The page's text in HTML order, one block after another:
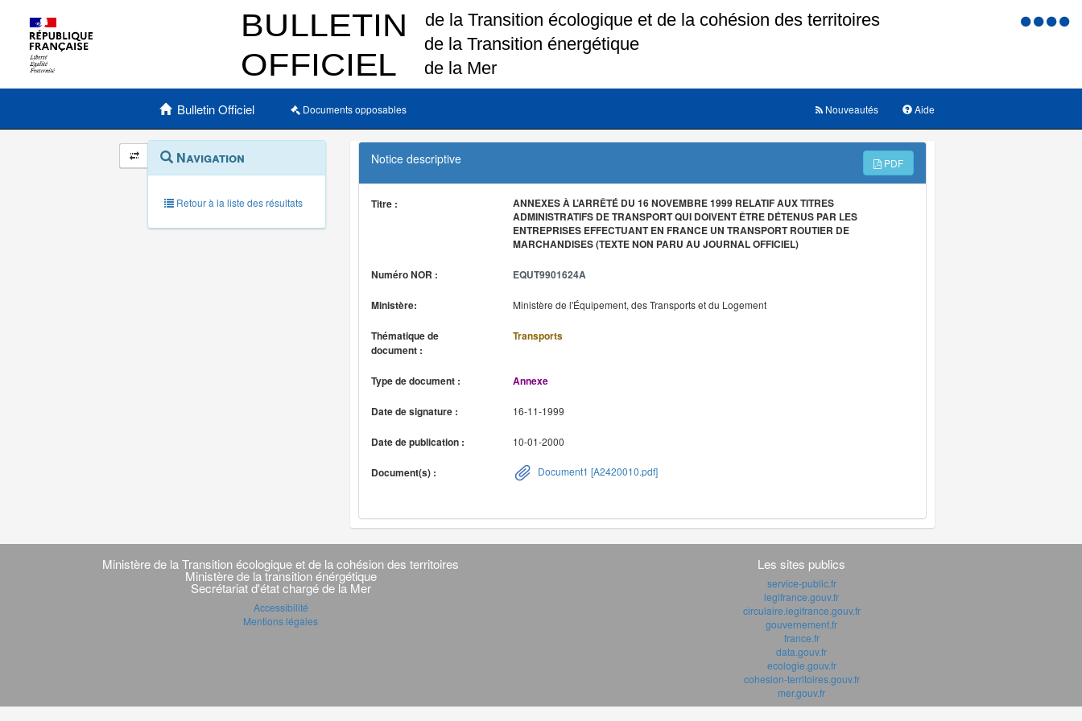
Menu
Menu principal
Bulletin Officiel Documents opposables Aide
Nouveautés
Navigation
et
outils
annexes
Menu
contextuel
Navigation
Retour à la liste des résultats
Notice descriptive PDF
Titre :
ANNEXES À L’ARRÊTÉ DU 16 NOVEMBRE 1999 RELATIF AUX TITRES
ADMINISTRATIFS DE TRANSPORT QUI DOIVENT ÊTRE DÉTENUS PAR LES
ENTREPRISES EFFECTUANT EN FRANCE UN TRANSPORT ROUTIER DE
MARCHANDISES (TEXTE NON PARU AU JOURNAL OFFICIEL)
Numéro NOR : EQUT9901624A
Ministère: Ministère de l'Équipement, des Transports et du Logement
Thématique de
document :
Transports
Type de document : Annexe
Date de signature : 16-11-1999
Date de publication : 10-01-2000
Document(s) : Document1 [A2420010.pdf]
Navigation
transverseMinistère de la Transition écologique et de la cohésion des territoires
Ministère de la transition énérgétique
Secrétariat d'état chargé de la Mer
Accessibilité
Mentions légales
Les sites publics
service-public.fr
legifrance.gouv.fr
circulaire.legifrance.gouv.fr
gouvernement.fr
france.fr
data.gouv.fr
ecologie.gouv.fr
cohesion-territoires.gouv.fr
mer.gouv.fr